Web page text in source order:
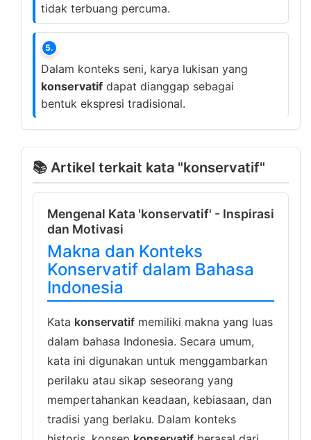
tidak terbuang percuma.
5.
Dalam konteks seni, karya lukisan yang
konservatif dapat dianggap sebagai
bentuk ekspresi tradisional.
📚 Artikel terkait kata "konservatif"
Mengenal Kata 'konservatif' - Inspirasi
dan Motivasi
Makna dan Konteks
Konservatif dalam Bahasa
Indonesia
Kata konservatif memiliki makna yang luas
dalam bahasa Indonesia. Secara umum,
kata ini digunakan untuk menggambarkan
perilaku atau sikap seseorang yang
mempertahankan keadaan, kebiasaan, dan
tradisi yang berlaku. Dalam konteks